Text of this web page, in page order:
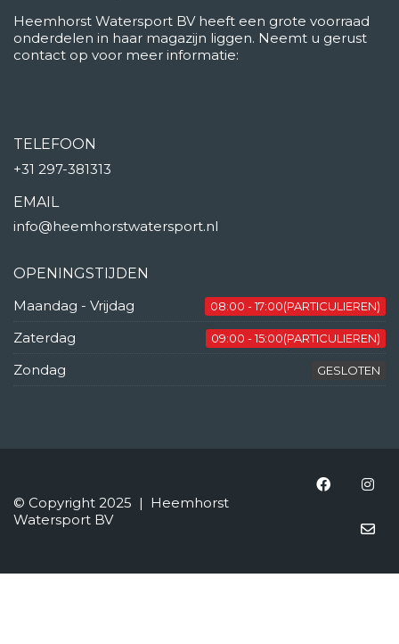
Heemhorst Watersport BV heeft een grote voorraad
onderdelen in haar magazijn liggen. Neemt u gerust
contact op voor meer informatie:
TELEFOON
+31 297-381313
EMAIL
info@heemhorstwatersport.nl
OPENINGSTIJDEN
Maandag - Vrijdag
08:00 - 17:00(PARTICULIEREN)
Zaterdag 09:00 - 15:00(PARTICULIEREN)
Zondag GESLOTEN
© Copyright 2025 | Heemhorst
Watersport BV